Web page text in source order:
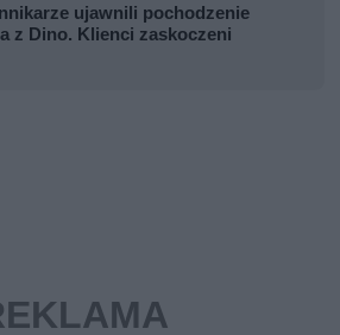
ujawnili pochodzenie
z Dino. Klienci zaskoczeni